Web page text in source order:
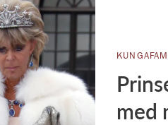
med